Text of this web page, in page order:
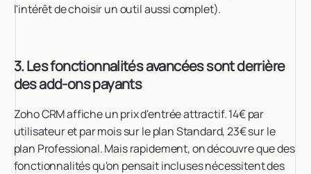
l'intérêt de choisir un outil aussi complet).
3. Les fonctionnalités avancées sont derrière
des add-ons payants
Zoho CRM affiche un prix d'entrée attractif. 14€ par
utilisateur et par mois sur le plan Standard, 23€ sur le
plan Professional. Mais rapidement, on découvre que des
fonctionnalités qu'on pensait incluses nécessitent des